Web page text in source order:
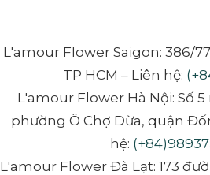
L'amour Flower Saigon: 386/
TP HCM – Liên hệ:
L'amour Flower Hà Nội: Số 5
phường Ô Chợ Dừa, quận
hệ:
L'amour Flower Đà Lạt: 173